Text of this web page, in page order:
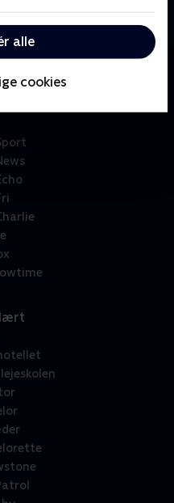
alle
cookies
et eventyr?